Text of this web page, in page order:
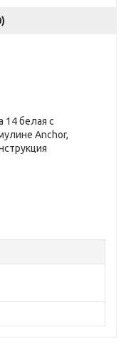
14 белая с
Anchor,